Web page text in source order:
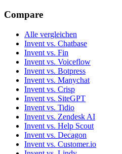
Compare
Alle vergleichen
Invent vs. Chatbase
Invent vs. Fin
Invent vs. Voiceflow
Invent vs. Botpress
Invent vs. Manychat
Invent vs. Crisp
Invent vs. SiteGPT
Invent vs. Tidio
Invent vs. Zendesk AI
Invent vs. Help Scout
Invent vs. Decagon
Invent vs. Customer.io